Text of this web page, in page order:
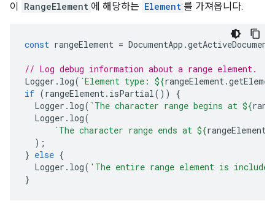
이 RangeElement 에 해당하는 Element 를 가져옵니다.
const rangeElement = DocumentApp .getActiveDocument
// Log debug information about a range element.
Logger . log( `Element type: ${rangeElement.
if (rangeElement. isPartial())
{
Logger . log( `The character range begins at ${
Logger . log(
`The character range ends at ${rangeElement
);
} else {
Logger . log( 'The entire range element is
}